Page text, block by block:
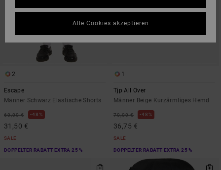
2
Escape
Männer Schwarz Elastische Shorts
60,00 € 48%
31,50 €
SALE
DOPPELTER RABATT EXTRA 25 %
1
Tjp All Over
Männer Beige Kurzärmliges Hemd
70,00 € 48%
36,75 €
SALE
DOPPELTER RABATT EXTRA 25 %
Alle Cookies akzeptieren